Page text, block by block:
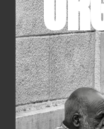
Faites le
civile en vous